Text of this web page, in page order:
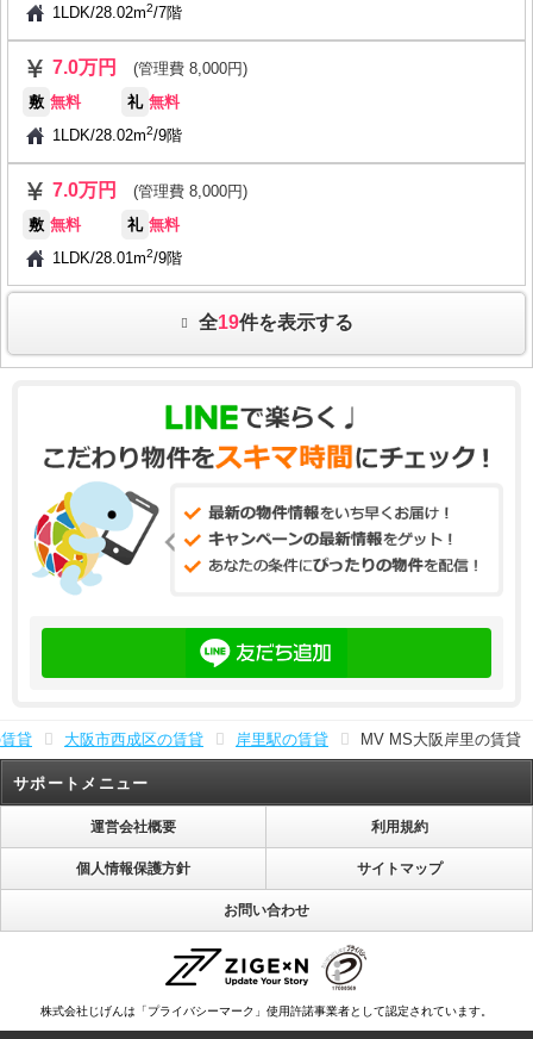
1LDK/28.02m2/7階
7.0万円
(管理費 8,000円)
敷 無料 礼 無料
1LDK/28.02m2/9階
7.0万円
(管理費 8,000円)
敷 無料 礼 無料
1LDK/28.01m2/9階
全19件を表示する
貸 大阪市西成区の賃貸 岸里駅の賃貸 MV MS大阪岸里の賃貸
サポートメニュー
運営会社概要 利用規約
個人情報保護方針 サイトマップ
お問い合わせ
株式会社じげんは「プライバシーマーク」使用許諾事業者として認定されています。